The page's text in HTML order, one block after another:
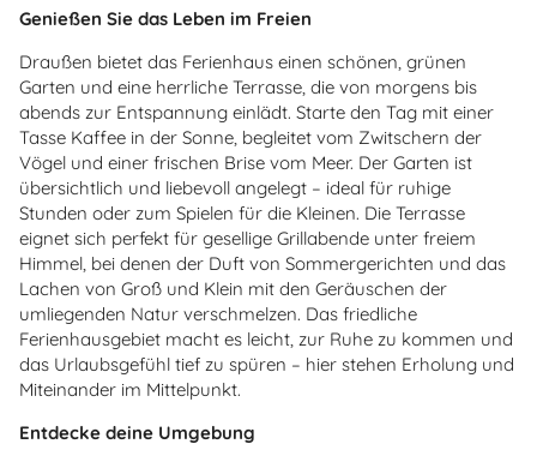
Genießen Sie das Leben im Freien
Draußen bietet das Ferienhaus einen schönen, grünen
Garten und eine herrliche Terrasse, die von morgens bis
abends zur Entspannung einlädt. Starte den Tag mit einer
Tasse Kaffee in der Sonne, begleitet vom Zwitschern der
Vögel und einer frischen Brise vom Meer. Der Garten ist
übersichtlich und liebevoll angelegt – ideal für ruhige
Stunden oder zum Spielen für die Kleinen. Die Terrasse
eignet sich perfekt für gesellige Grillabende unter freiem
Himmel, bei denen der Duft von Sommergerichten und das
Lachen von Groß und Klein mit den Geräuschen der
umliegenden Natur verschmelzen. Das friedliche
Ferienhausgebiet macht es leicht, zur Ruhe zu kommen und
das Urlaubsgefühl tief zu spüren – hier stehen Erholung und
Miteinander im Mittelpunkt.
Entdecke deine Umgebung